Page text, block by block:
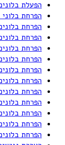
הפעלת
הפרחת בלוני
הפרחת
הפרחת
הפרחת
הפרחת
הפרחת
הפרחת
הפרחת
הפרחת
הפרחת
הפרחת
הפרחת